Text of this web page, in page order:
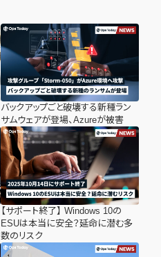
バックアップごと破壊する新種ラン
サムウェアが登場、Azureが被害
【サポート終了】 Windows 10の
ESUは本当に安全？延命に潜む多
数のリスク